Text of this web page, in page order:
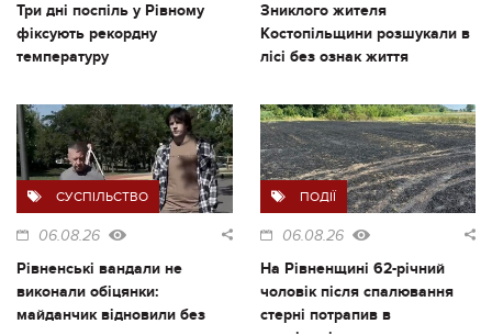
Три дні поспіль у Рівному
фіксують рекордну
температуру
Зниклого жителя
Костопільщини розшукали в
лісі без ознак життя
СУСПІЛЬСТВО
06.08.26
Рівненські вандали не
виконали обіцянки:
майданчик відновили без
ПОДІЇ
06.08.26
На Рівненщині 62-річний
чоловік після спалювання
стерні потрапив в